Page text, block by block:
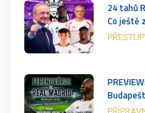
24 tahů
Co ještě